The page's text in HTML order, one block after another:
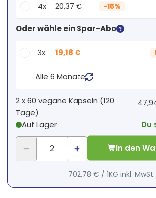
4x 20,37 € -15%
Dein persönlicher Rabatt
0,00 €
Oder wähle ein Spar-Abo
3x 19,18 €
Alle 6 Monate
2 x60 vegane Kapseln (120
Tage)
Auf Lager
Du
In den
702,78 € / 1KG inkl. MwSt.